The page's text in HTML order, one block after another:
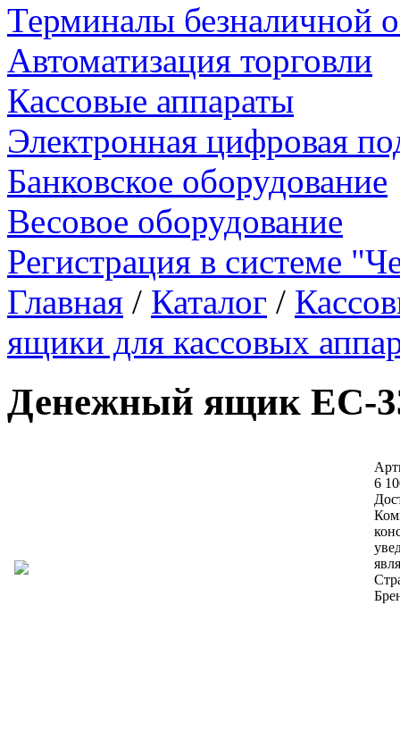
Терминалы безналичной
Автоматизация торговли
Кассовые аппараты
Электронная цифровая
Банковское оборудование
Весовое оборудование
Регистрация в системе
Главная / Каталог /
ящики для кассовых
Денежный ящик EC-
6